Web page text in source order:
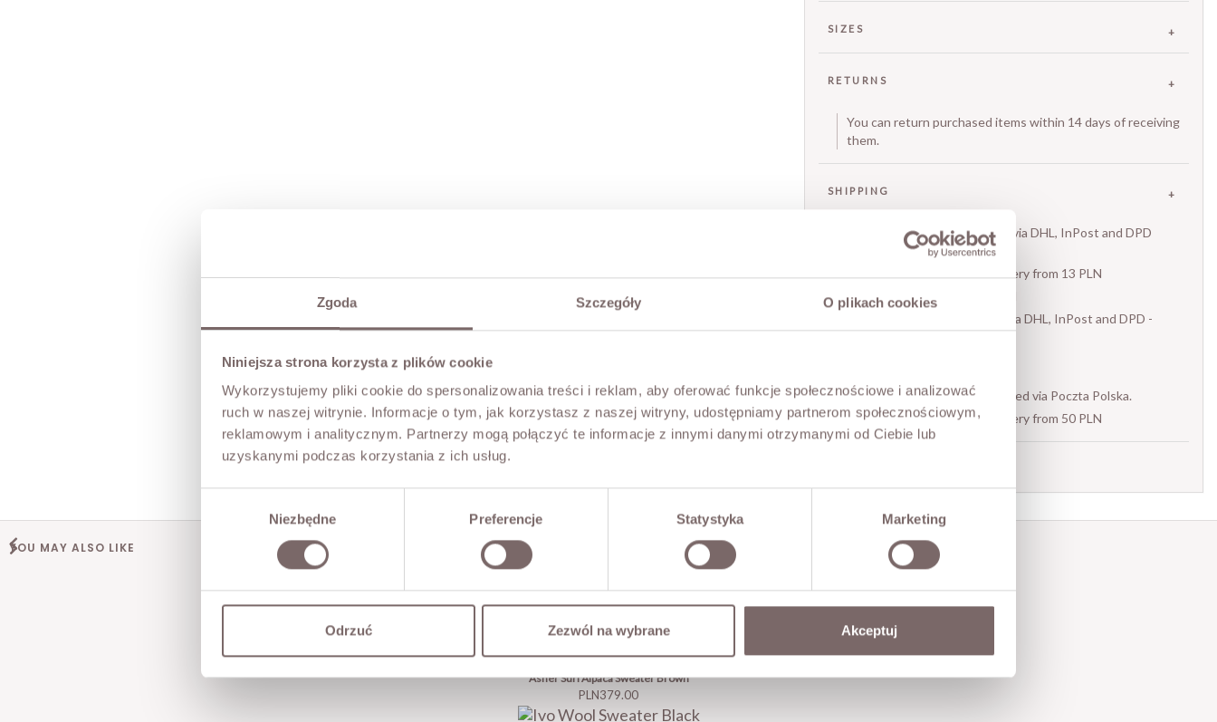
Zgoda Szczegóły O plikach cookies
Niniejsza strona korzysta z plików cookie
Wykorzystujemy pliki cookie do spersonalizowania treści i reklam, aby oferować funkcje społecznościowe i analizować
ruch w naszej witrynie. Informacje o tym, jak korzystasz z naszej witryny, udostępniamy partnerom społecznościowym,
reklamowym i analitycznym. Partnerzy mogą połączyć te informacje z innymi danymi otrzymanymi od Ciebie lub
uzyskanymi podczas korzystania z ich usług.
zgody
Niezbędne Preferencje Statystyka Marketing
Odrzuć Zezwól na wybrane Akceptuj
SIZES
RETURNS
You can return purchased items within 14 days of receiving
them.
SHIPPING
Domestic orders are shipped via DHL, InPost and DPD
- prepaid (bank transfer) delivery from 13 PLN
- cash on delivery from 21 PLN
- free delivery over 500 PLN via DHL, InPost and DPD -
International orders are shipped via Poczta Polska.
- prepaid (bank transfer) delivery from 50 PLN
YOU MAY ALSO LIKE
Eric Mohair Cardigan Milk Chocolate
Price
PLN329.00
Asher Suri Alpaca Sweater Brown
Price
PLN379.00